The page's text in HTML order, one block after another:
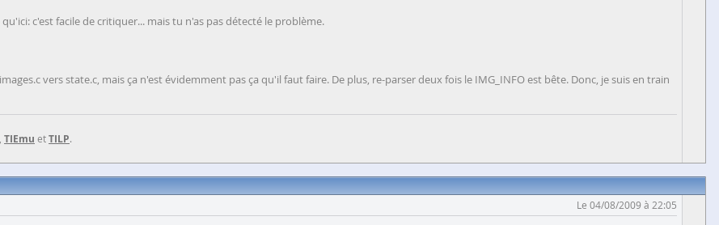
c'est facile de critiquer... mais tu n'as pas détecté le problème.
vers state.c, mais ça n'est évidemment pas ça qu'il faut faire. De plus, re-parser deux fois le IMG_INFO est bête. Donc, je suis en train
TIEmu etTILP.
Le 04/08/2009 à 22:05